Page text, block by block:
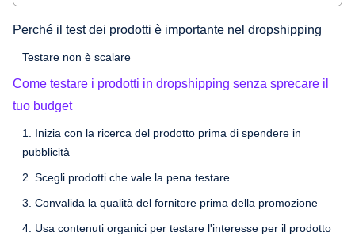
Perché il test dei prodotti è importante nel dropshipping
Testare non è scalare
Come testare i prodotti in dropshipping senza sprecare il
tuo budget
1. Inizia con la ricerca del prodotto prima di spendere in
pubblicità
2. Scegli prodotti che vale la pena testare
3. Convalida la qualità del fornitore prima della promozione
4. Usa contenuti organici per testare l'interesse per il prodotto